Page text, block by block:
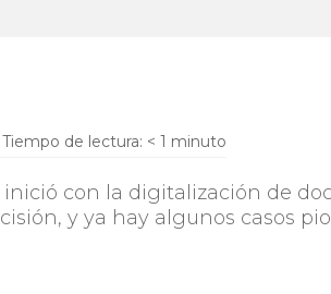
Tiempo de lectura: < 1 minuto
inició con la digitalización de
y ya hay algunos casos